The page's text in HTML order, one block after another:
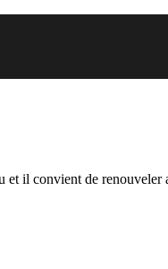
et il convient de renouveler